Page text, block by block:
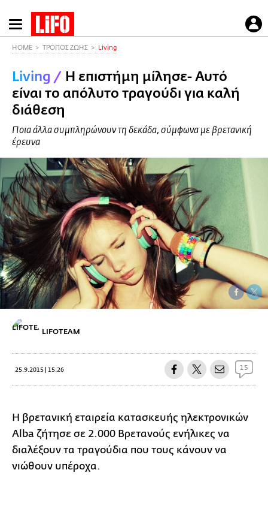
Παράκαμψη
προς
περιεχόμενο
HOME ΤΡΟΠΟΣ ΖΩΗΣ Living
Living / Η επιστήμη μίλησε- Αυτό
είναι το απόλυτο τραγούδι για καλή
διάθεση
Ποια άλλα συμπληρώνουν τη δεκάδα, σύμφωνα με βρετανική
έρευνα
LIFOTEAM
25.9.2015 | 15:26 15
Η βρετανική εταιρεία κατασκευής ηλεκτρονικών
Alba ζήτησε σε 2.000 Βρετανούς ενήλικες να
διαλέξουν τα τραγούδια που τους κάνουν να
νιώθουν υπέροχα.